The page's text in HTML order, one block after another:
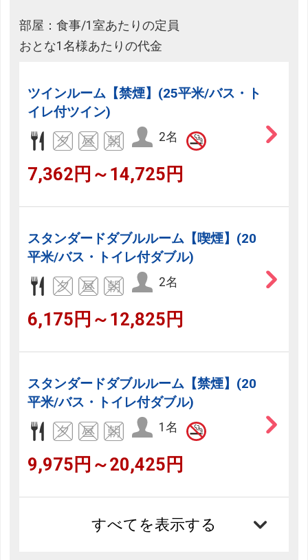
部屋：食事/1室あたりの定員
おとな1名様あたりの代金
ツインルーム【禁煙】(25平米/バス・ト
イレ付ツイン)
2名
7,362円～14,725円
スタンダードダブルルーム【喫煙】(20
平米/バス・トイレ付ダブル)
2名
6,175円～12,825円
スタンダードダブルルーム【禁煙】(20
平米/バス・トイレ付ダブル)
1名
9,975円～20,425円
すべてを表示する